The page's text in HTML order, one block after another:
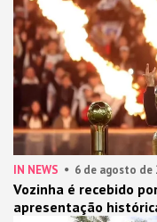
IN NEWS 6 de agosto de
Vozinha é recebido
apresentação